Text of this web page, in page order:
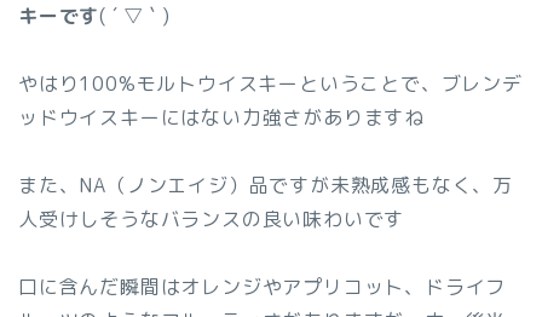
キーです( ´ ▽ ` )
やはり100%モルトウイスキーということで、ブレンデ
ッドウイスキーにはない力強さがありますね
また、NA（ノンエイジ）品ですが未熟成感もなく、万
人受けしそうなバランスの良い味わいです
口に含んだ瞬間はオレンジやアプリコット、ドライフ